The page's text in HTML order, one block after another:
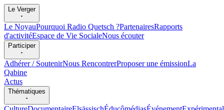
Le Verger
Le NoyauPourquoi Radio Quetsch ?PartenairesRapports
d'activitéEspace de Vie SocialeNous écouter
Participer
Adhérer / SoutenirNous RencontrerProposer une émissionLa
Qabine
Actus
Thématiques